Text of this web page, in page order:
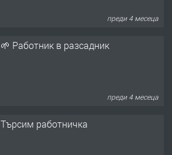
преди 4 месеца
🌱 Работник в разсадник
преди 4 месеца
Търсим работничка